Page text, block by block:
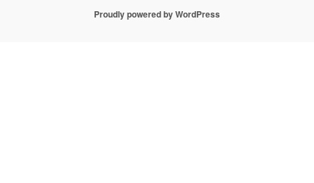
Proudly powered by WordPress